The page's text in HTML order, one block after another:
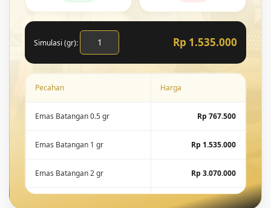
Simulasi (gr): Rp 1.535.000
Pecahan Harga
Emas Batangan 0.5 gr Rp 767.500
Emas Batangan 1 gr Rp 1.535.000
Emas Batangan 2 gr Rp 3.070.000
Rp 7.675.000